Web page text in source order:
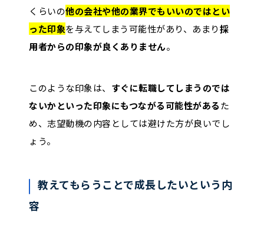
くらいの他の会社や他の業界でもいいのではとい
った印象を与えてしまう可能性があり、あまり採
用者からの印象が良くありません。
このような印象は、 すぐに転職してしまうのでは
ないかといった印象にもつながる可能性があるた
め、志望動機の内容としては避けた方が良いでし
ょう。
教えてもらうことで成長したいという内
容